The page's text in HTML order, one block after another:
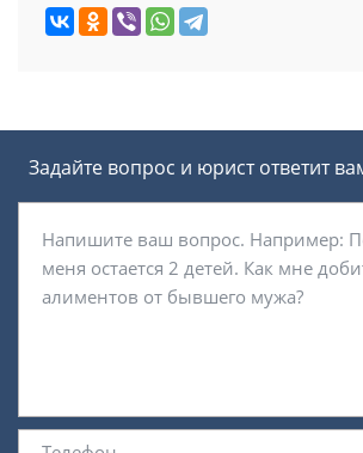
Задайте вопрос и юрист ответит